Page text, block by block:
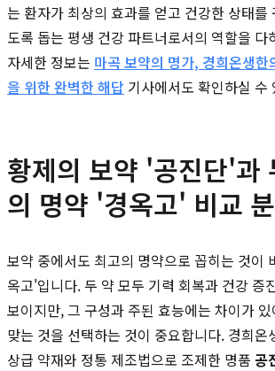
는 환자가 최상의 효과를 얻고 건강한 상태를
도록 돕는 평생 건강 파트너로서의 역할을 다
자세한 정보는 마곡 보약의 명가, 경희온생한
을 위한 완벽한 해답 기사에서도 확인하실 수
황제의 보약 '공진단'과
의 명약 '경옥고' 비교
보약 중에서도 최고의 명약으로 꼽히는 것이
옥고'입니다. 두 약 모두 기력 회복과 건강 증
보이지만, 그 구성과 주된 효능에는 차이가
맞는 것을 선택하는 것이 중요합니다. 경희온
상급 약재와 정통 제조법으로 조제한 명품 공